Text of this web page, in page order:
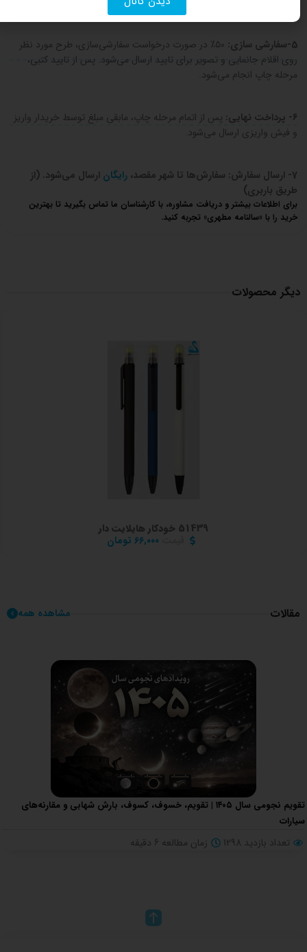
5-سفارشی سازی:
۵۰٪ در صورت درخواست سفارشی‌سازی، طرح مورد نظر
روی اقلام جانمایی و تصویر برای تایید ارسال می‌شود. پس از تایید کتبی،
مرحله چاپ انجام می‌شود.
6- پرداخت نهایی:
پس از اتمام مرحله چاپ، مابقی مبلغ توسط خریدار واریز
و فیش واریزی ارسال می‌شود.
7- ارسال سفارش: سفارش‌ها تا شهر مقصد، رایگان ارسال می‌شود. (از
طریق باربری)
برای اطلاعات بیشتر و دریافت مشاوره، با کارشناسان ما تماس بگیرید تا بهترین
خرید را با «سالنامه مطهری» تجربه کنید.
دیگر محصولات
51439 خودکار هایلایت دار
۶۶,۰۰۰ تومان
مقالات مشاهده همه
تقویم نجومی سال ۱۴۰۵ | تقویم، خسوف، کسوف، بارش شهابی و مقارنه‌های
سیارات
تعداد بازدید 1298 زمان مطالعه 6 دقیقه